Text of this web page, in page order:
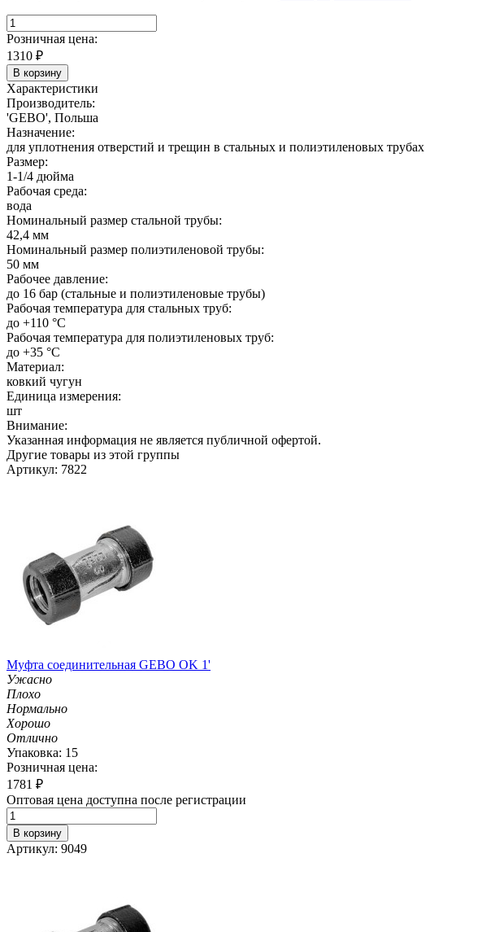
Розничная цена:
1310 ₽
В корзину
Характеристики
Производитель:
'GEBO', Польша
Назначение:
для уплотнения отверстий и трещин в стальных и полиэтиленовых трубах
Размер:
1-1/4 дюйма
Рабочая среда:
вода
Номинальный размер стальной трубы:
42,4 мм
Номинальный размер полиэтиленовой трубы:
50 мм
Рабочее давление:
до 16 бар (стальные и полиэтиленовые трубы)
Рабочая температура для стальных труб:
до +110 °C
Рабочая температура для полиэтиленовых труб:
до +35 °C
Материал:
ковкий чугун
Единица измерения:
шт
Внимание:
Указанная информация не является публичной офертой.
Другие товары из этой группы
Артикул: 7822
Муфта соединительная GEBO OK 1'
Ужасно
Плохо
Нормально
Хорошо
Отлично
Упаковка: 15
Розничная цена:
1781 ₽
Оптовая цена доступна после регистрации
В корзину
Артикул: 9049